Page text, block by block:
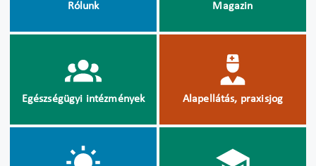
Rólunk Magazin
Egészségügyi intézmények Alapellátás, praxisjog